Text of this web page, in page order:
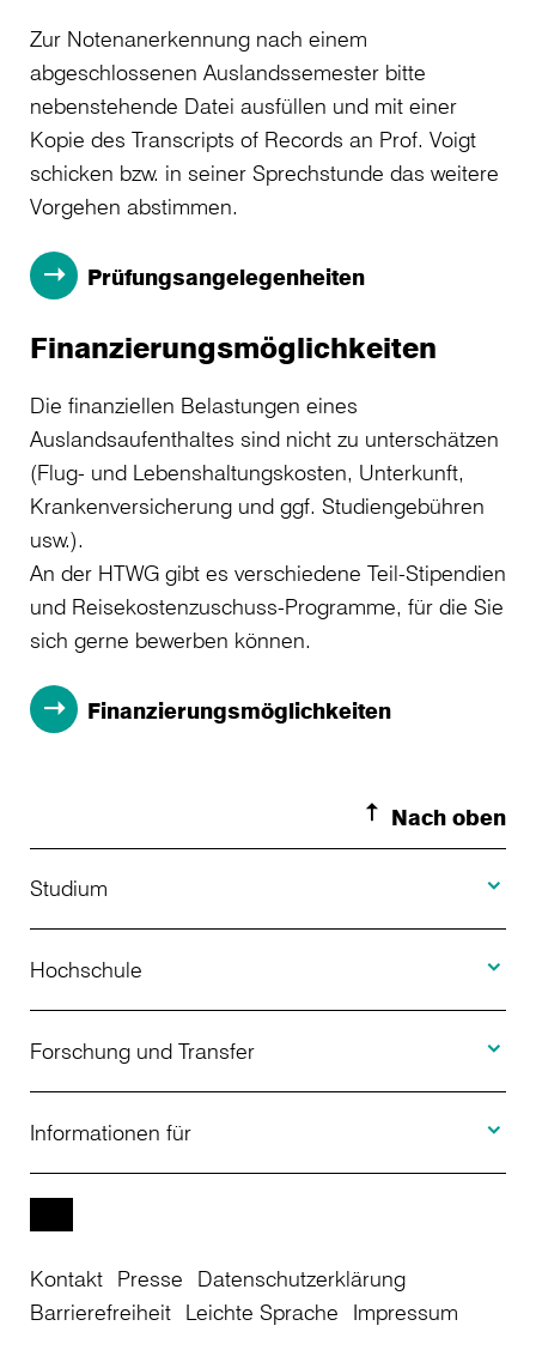
Zur Notenanerkennung nach einem
abgeschlossenen Auslandssemester bitte
nebenstehende Datei ausfüllen und mit einer
Kopie des Transcripts of Records an Prof. Voigt
schicken bzw. in seiner Sprechstunde das weitere
Vorgehen abstimmen.
Prüfungsangelegenheiten
Finanzierungsmöglichkeiten
Die finanziellen Belastungen eines
Auslandsaufenthaltes sind nicht zu unterschätzen
(Flug- und Lebenshaltungskosten, Unterkunft,
Krankenversicherung und ggf. Studiengebühren
usw.).
An der HTWG gibt es verschiedene Teil-Stipendien
und Reisekostenzuschuss-Programme, für die Sie
sich gerne bewerben können.
Finanzierungsmöglichkeiten
Nach oben
Studium
Studienangebot
Bewerbung
Studienberatung
Weiterbildung
Studienkolleg
Hochschule
Über uns
Aktuelles
Einrichtungen
Forschung und Transfer
Projekte
Informationen für
Studierende
Kontakt Presse
Datenschutzerklärung
Barrierefreiheit Leichte Sprache Impressum